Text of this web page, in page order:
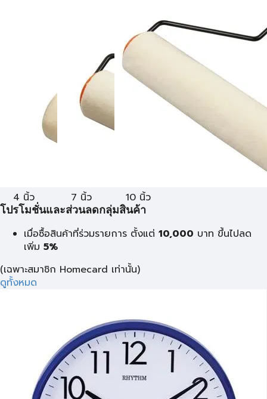
4 นิ้ว 7 นิ้ว 10 นิ้ว
โปรโมชั่นและส่วนลดกลุ่มสินค้า
เมื่อซื้อสินค้าที่ร่วมรายการ ตั้งแต่ 10,000 บาท ขึ้นไปลด
เพิ่ม 5%
(เฉพาะสมาชิก Homecard เท่านั้น)
ดูทั้งหมด